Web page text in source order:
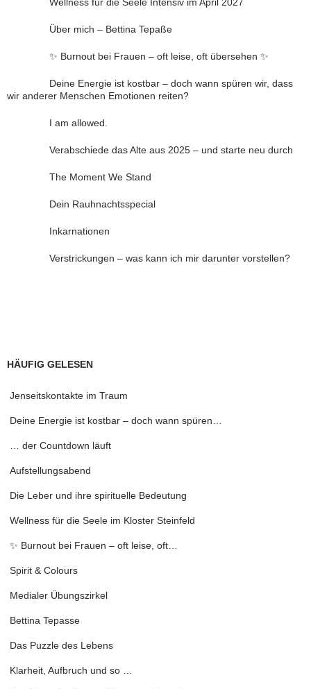
Wellness für die Seele Intensiv im April 2027
Über mich – Bettina Tepaße
✨ Burnout bei Frauen – oft leise, oft übersehen ✨
Deine Energie ist kostbar – doch wann spüren wir, dass
wir anderer Menschen Emotionen reiten?
I am allowed.
Verabschiede das Alte aus 2025 – und starte neu durch
The Moment We Stand
Dein Rauhnachtsspecial
Inkarnationen
Verstrickungen – was kann ich mir darunter vorstellen?
HÄUFIG GELESEN
Jenseitskontakte im Traum
Deine Energie ist kostbar – doch wann spüren…
… der Countdown läuft
Aufstellungsabend
Die Leber und ihre spirituelle Bedeutung
Wellness für die Seele im Kloster Steinfeld
✨ Burnout bei Frauen – oft leise, oft…
Spirit & Colours
Medialer Übungszirkel
Bettina Tepasse
Das Puzzle des Lebens
Klarheit, Aufbruch und so …